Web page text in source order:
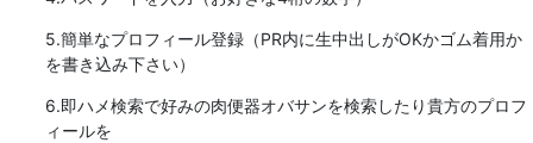
5.簡単なプロフィール登録（PR内に生中出しがOKかゴム着用か
を書き込み下さい）
6.即ハメ検索で好みの肉便器オバサンを検索したり貴方のプロフ
ィールを